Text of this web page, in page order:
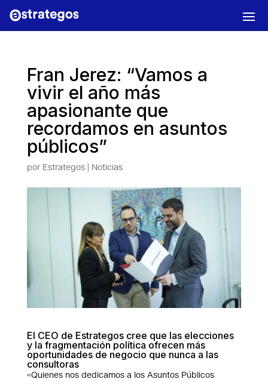
Fran Jerez: “Vamos a
vivir el año más
apasionante que
recordamos en asuntos
públicos”
por Estrategos| Noticias
El CEO de Estrategos cree que las elecciones
y la fragmentación política ofrecen más
oportunidades de negocio que nunca a las
consultoras
«Quienes nos dedicamos a los Asuntos Públicos